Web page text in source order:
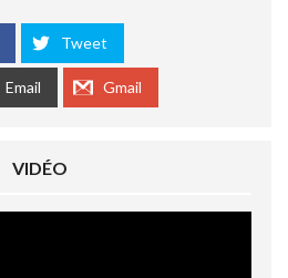
Tweet
Email Gmail
VIDÉO